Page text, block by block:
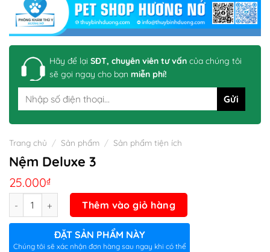
Hãy để lại SĐT, chuyên viên tư vấn của chúng tôi
sẽ gọi ngay cho bạn miễn phí!
Trang chủ / Sản phẩm / Sản phẩm tiện ích
Nệm Deluxe 3
25.000₫
Thêm vào giỏ hàng
ĐẶT SẢN PHẨM NÀY
Chúng tôi sẽ xác nhận đơn hàng sau ngay khi có thể